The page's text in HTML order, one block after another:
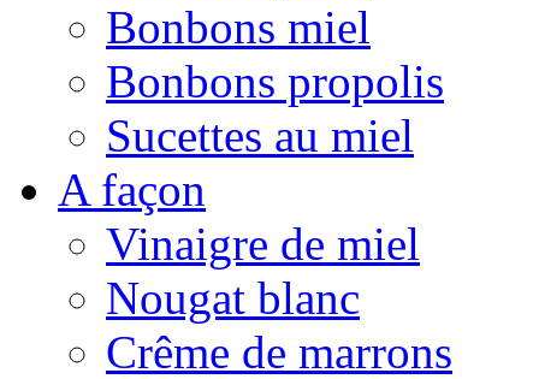
Bonbons miel
Bonbons propolis
Sucettes au miel
A façon
Vinaigre de miel
Nougat blanc
Crême de marrons